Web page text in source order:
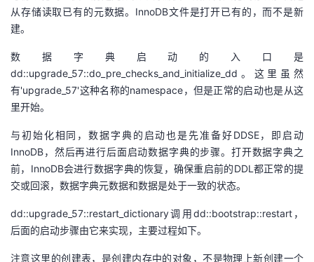
从存储读取已有的元数据。InnoDB文件是打开已有的，而不是新
建。
数据字典启动的入口是
dd::upgrade_57::do_pre_checks_and_initialize_dd。这里虽然
有'upgrade_57'这种名称的namespace，但是正常的启动也是从这
里开始。
与初始化相同，数据字典的启动也是先准备好DDSE，即启动
InnoDB，然后再进行后面启动数据字典的步骤。打开数据字典之
前，InnoDB会进行数据字典的恢复，确保重启前的DDL都正常的提
交或回滚，数据字典元数据和数据是处于一致的状态。
dd::upgrade_57::restart_dictionary调用dd::bootstrap::restart，
后面的启动步骤由它来实现， 主要过程如下。
注意这里的创建表，是创建内存中的对象，不是物理上新创建一个